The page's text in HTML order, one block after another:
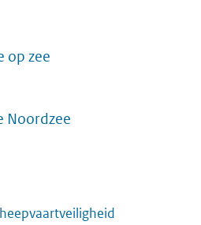
op zee
Noordzee